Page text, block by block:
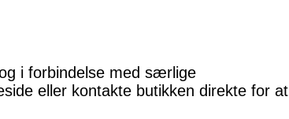
i forbindelse med særlige
eller kontakte butikken direkte for at